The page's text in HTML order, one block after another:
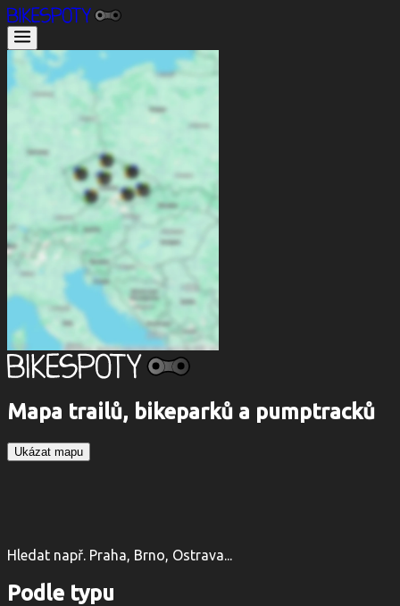
Mapa trailů, bikeparků a pumptracků
Ukázat mapu
Hledat např. Praha, Brno, Ostrava...
Podle typu